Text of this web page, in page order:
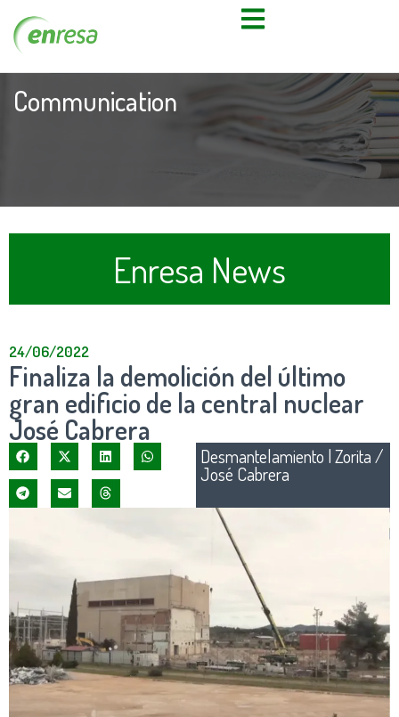
Communication
Enresa News
24/06/2022
Finaliza la demolición del último
gran edificio de la central nuclear
José Cabrera
Desmantelamiento |Zorita /
José Cabrera